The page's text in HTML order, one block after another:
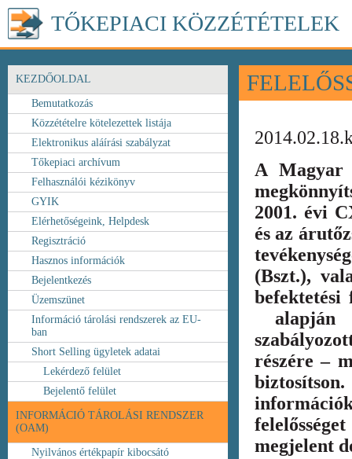
TŐKEPIACI KÖZZÉTÉTELEK
KEZDŐOLDAL
Bemutatkozás
Közzétételre kötelezettek listája
Elektronikus aláírási szabályzat
Tőkepiaci archívum
Felhasználói kézikönyv
GYIK
Elérhetőségeink, Helpdesk
Regisztráció
Hasznos információk
Bejelentkezés
Üzemszünet
Információ tárolási rendszerek az EU-
ban
Short Selling ügyletek adatai
Lekérdező felület
Bejelentő felület
INFORMÁCIÓ TÁROLÁSI RENDSZER
(OAM)
Nyilvános értékpapír kibocsátó
A Magyar
2001. évi
és az
(Bszt.),
alapján
részére –
megjelent